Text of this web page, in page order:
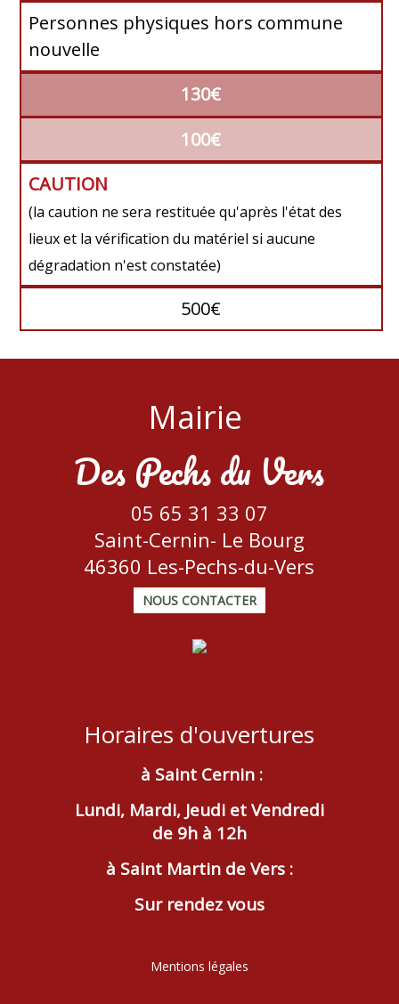
Personnes physiques hors commune
nouvelle
130€
100€
CAUTION
(la caution ne sera restituée qu'après l'état des
lieux et la vérification du matériel si aucune
dégradation n'est constatée)
500€
Mairie
Des Pechs du Vers
05 65 31 33 07
Saint-Cernin- Le Bourg
46360 Les-Pechs-du-Vers
NOUS CONTACTER
Horaires d'ouvertures
à Saint Cernin :
Lundi, Mardi, Jeudi et Vendredi
de 9h à 12h
à Saint Martin de Vers :
Sur rendez vous
Mentions légales